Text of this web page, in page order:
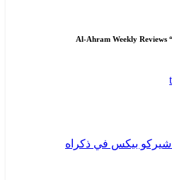
Al-Ahram Weekly Reviews